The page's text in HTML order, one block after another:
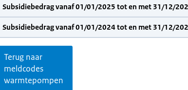
Subsidiebedrag vanaf 01/01/2025 tot en met 31/12/
Subsidiebedrag vanaf 01/01/2024 tot en met 31/12/
Terug naar
meldcodes
warmtepompen